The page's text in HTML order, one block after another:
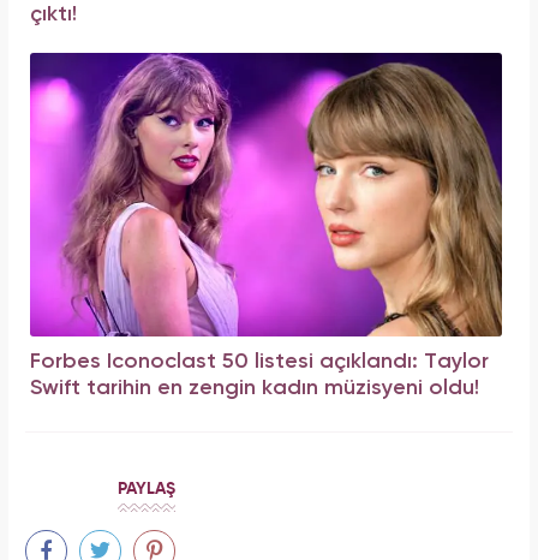
çıktı!
Forbes Iconoclast 50 listesi açıklandı: Taylor
Swift tarihin en zengin kadın müzisyeni oldu!
PAYLAŞ